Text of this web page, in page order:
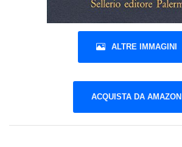
ALTRE IMMAGINI
ACQUISTA DA AMAZON